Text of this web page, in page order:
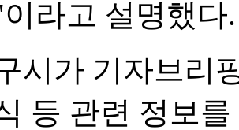
라고 설명했다.
시가 기자브리
등 관련 정보